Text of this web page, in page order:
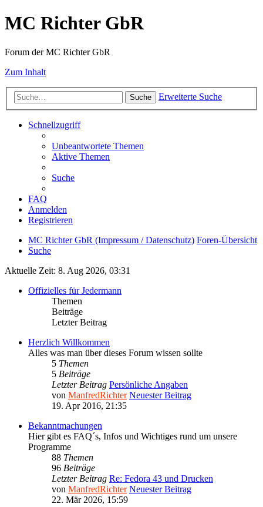
MC Richter GbR
Forum der MC Richter GbR
Zum Inhalt
Suche Erweiterte Suche
Schnellzugriff
Unbeantwortete Themen
Aktive Themen
Suche
FAQ
Anmelden
Registrieren
MC Richter GbR (Impressum / Datenschutz) Foren-Übersicht
Suche
Aktuelle Zeit: 8. Aug 2026, 03:31
Offizielles für Jedermann
Themen
Beiträge
Letzter Beitrag
Herzlich Willkommen
Alles was man über dieses Forum wissen sollte
5 Themen
5 Beiträge
Letzter Beitrag Persönliche Angaben
von ManfredRichter Neuester Beitrag
19. Apr 2016, 21:35
Bekanntmachungen
Hier gibt es FAQ´s, Infos und Wichtiges rund um unsere
Programme
88 Themen
96 Beiträge
Letzter Beitrag Re: Fedora 43 und Drucken
von ManfredRichter Neuester Beitrag
22. Mär 2026, 15:59